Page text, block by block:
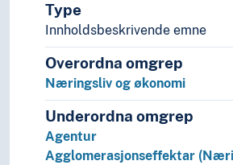
Type
Innholdsbeskrivende emne
Overordna omgrep
Næringsliv og økonomi
Underordna omgrep
Agentur
Agglomerasjonseffektar